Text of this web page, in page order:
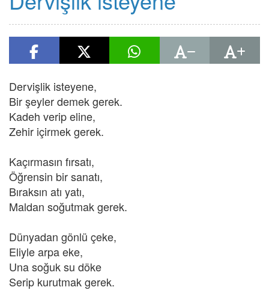
Dervişlik isteyene,
Bir şeyler demek gerek.
Kadeh verip eline,
Zehir içirmek gerek.
Kaçırmasın fırsatı,
Öğrensin bir sanatı,
Bıraksın atı yatı,
Maldan soğutmak gerek.
Dünyadan gönlü çeke,
Eliyle arpa eke,
Una soğuk su döke
Serip kurutmak gerek.